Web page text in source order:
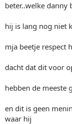
beter..welke danny
hij is lang nog niet
mja beetje respect
dacht dat dit voor
hebben de meeste
en dit is geen
waar hij